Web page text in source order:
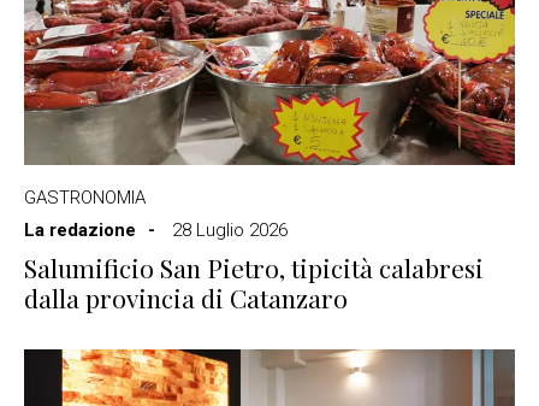
GASTRONOMIA
La redazione
28 Luglio 2026
Salumificio San Pietro, tipicità calabresi
dalla provincia di Catanzaro